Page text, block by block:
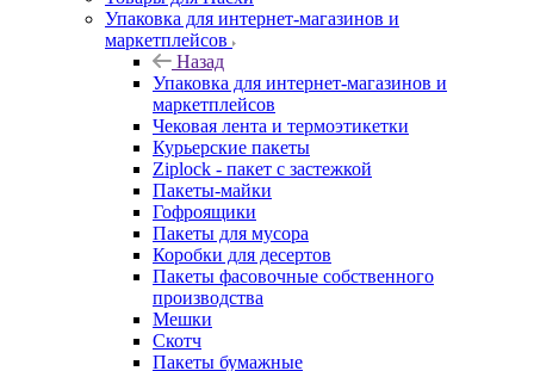
Упаковка для интернет-магазинов и
маркетплейсов
Назад
Упаковка для интернет-магазинов и
маркетплейсов
Чековая лента и термоэтикетки
Курьерские пакеты
Ziplock - пакет с застежкой
Пакеты-майки
Гофроящики
Пакеты для мусора
Коробки для десертов
Пакеты фасовочные собственного
производства
Мешки
Скотч
Пакеты бумажные